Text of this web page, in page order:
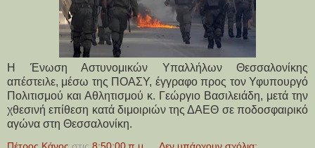
Η Ένωση Αστυνομικών Υπαλλήλων Θεσσαλονίκης
απέστειλε, μέσω της ΠΟΑΣΥ, έγγραφο προς τον Υφυπουργό
Πολιτισμού και Αθλητισμού κ. Γεώργιο Βασιλειάδη, μετά την
χθεσινή επίθεση κατά διμοιριών της ΔΑΕΘ σε ποδοσφαιρικό
αγώνα στη Θεσσαλονίκη.
Πέτρος Κάνος στις 8:50:00 π.μ. Δεν υπάρχουν σχόλια: